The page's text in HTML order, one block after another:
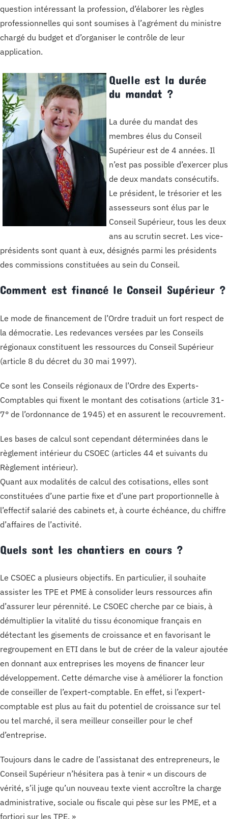
question intéressant la profession, d’élaborer les règles
professionnelles qui sont soumises à l’agrément du ministre
chargé du budget et d’organiser le contrôle de leur
application.
Quelle est la durée
du mandat ?
La durée du mandat des
membres élus du Conseil
Supérieur est de 4 années. Il
n’est pas possible d’exercer plus
de deux mandats consécutifs.
Le président, le trésorier et les
assesseurs sont élus par le
Conseil Supérieur, tous les deux
ans au scrutin secret. Les vice-
présidents sont quant à eux, désignés parmi les présidents
des commissions constituées au sein du Conseil.
Comment est financé le Conseil Supérieur ?
Le mode de financement de l’Ordre traduit un fort respect de
la démocratie. Les redevances versées par les Conseils
régionaux constituent les ressources du Conseil Supérieur
(article 8 du décret du 30 mai 1997).
Ce sont les Conseils régionaux de l’Ordre des Experts-
Comptables qui fixent le montant des cotisations (article 31-
7° de l’ordonnance de 1945) et en assurent le recouvrement.
Les bases de calcul sont cependant déterminées dans le
règlement intérieur du CSOEC (articles 44 et suivants du
Règlement intérieur).
Quant aux modalités de calcul des cotisations, elles sont
constituées d’une partie fixe et d’une part proportionnelle à
l’effectif salarié des cabinets et, à courte échéance, du chiffre
d’affaires de l’activité.
Quels sont les chantiers en cours ?
Le CSOEC a plusieurs objectifs. En particulier, il souhaite
assister les TPE et PME à consolider leurs ressources afin
d’assurer leur pérennité. Le CSOEC cherche par ce biais, à
démultiplier la vitalité du tissu économique français en
détectant les gisements de croissance et en favorisant le
regroupement en ETI dans le but de créer de la valeur ajoutée
en donnant aux entreprises les moyens de financer leur
développement. Cette démarche vise à améliorer la fonction
de conseiller de l’expert-comptable. En effet, si l’expert-
comptable est plus au fait du potentiel de croissance sur tel
ou tel marché, il sera meilleur conseiller pour le chef
d’entreprise.
Toujours dans le cadre de l’assistanat des entrepreneurs, le
Conseil Supérieur n’hésitera pas à tenir « un discours de
vérité, s’il juge qu’un nouveau texte vient accroître la charge
administrative, sociale ou fiscale qui pèse sur les PME, et a
fortiori sur les TPE. »